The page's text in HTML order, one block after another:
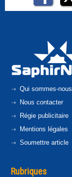
Qui sommes-
Nous contacter
Régie publicitaire
Mentions légales
Soumettre article
Rubriques